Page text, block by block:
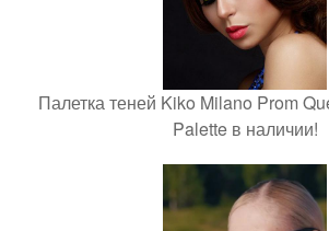
Палетка теней Kiko Milano Prom
Palette в наличии!